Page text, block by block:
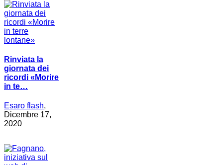
Rinviata la
giornata dei
ricordi «Morire
in te…
Esaro flash,
Dicembre 17,
2020